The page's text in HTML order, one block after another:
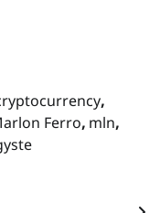
,
Ferro, mln,